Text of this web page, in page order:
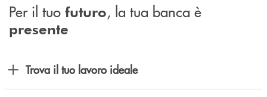
Per il tuo futuro, la tua banca è
presente
Trova il tuo lavoro ideale